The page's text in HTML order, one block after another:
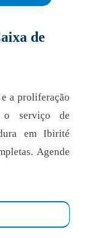
de
a proliferação
o serviço de
em Ibirité
Agende